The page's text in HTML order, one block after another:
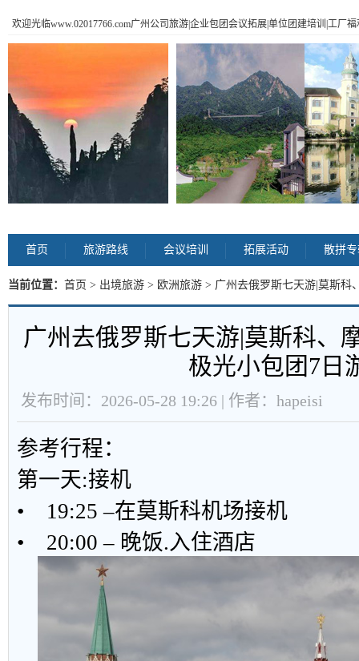
欢迎光临www.02017766.com广州公司旅游|企业包团会议拓展|单位团建培训|工厂
首页 旅游路线 会议培训 拓展活动 散拼
当前位置： 首页 > 出境旅游 > 欧洲旅游 > 广州去俄罗斯七天游|莫斯科
内容
广州去俄罗斯七天游|莫斯科、
极光小包团7日
发布时间：2026-05-28 19:26 | 作者：hapeisi
参考行程：
第一天:接机
• 19:25 –在莫斯科机场接机
• 20:00 – 晚饭.入住酒店